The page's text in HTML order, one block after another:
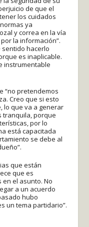
de que el
los cuidados
ya
y correa en la vía
la información”.
sentido hacerlo
es inaplicable.
instrumentable
“no pretendemos
Creo que si esto
lo que va a generar
tranquila, porque
por lo
está capacitada
se debe al
que están
que es
el asunto. No
a un acuerdo
hubo
un tema partidario”.